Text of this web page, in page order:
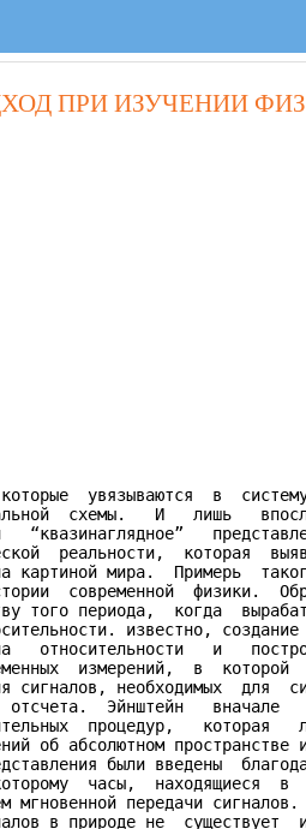
ПРИ ИЗУЧЕНИИ
увязываются  в
схемы.   И   лишь
“квазинаглядное”
реальности,  которая
картиной мира.  Примерь
современной  физики.
того периода,  когда
известно,
относительности   и
измерений,  в  которой
сигналов, необходимых  для
отсчета.  Эйнштейн   вначале
процедур,   которая
об абсолютном
были введены
часы,  находящиеся  в
мгновенной передачи
в природе не  существует